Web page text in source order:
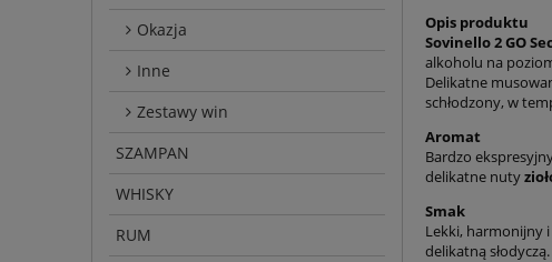
Okazja
Inne
Zestawy win
SZAMPAN
WHISKY
RUM
Opis produktu
Sovinello 2 GO
alkoholu na
Delikatne
schłodzony, w
Aromat
Bardzo
delikatne nuty
Smak
Lekki, harmonijny
delikatną słodyczą.